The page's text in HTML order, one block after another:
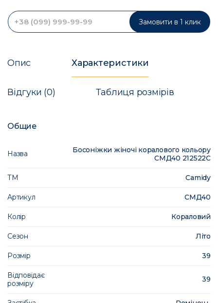
Замовити в 1 клик
Опис Характеристики
Відгуки (0) Таблиця розмірів
Общие
Назва
Босоніжки жіночі коралового кольору
СМД40 212522C
ТМ Camidy
Артикул СМД40
Колір Кораловий
Сезон Літо
Розмір 39
Відповідає
розміру
39